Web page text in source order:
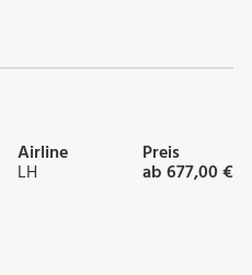
Airline
LH
Preis
ab 677,00 €